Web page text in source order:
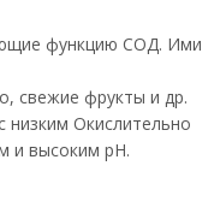
функцию СОД. Ими
свежие фрукты и др.
Окислительно
и высоким рН.